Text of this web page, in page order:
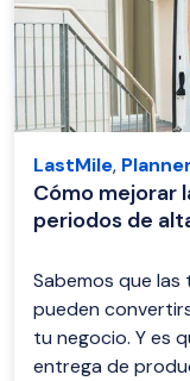
LastMile,
Cómo mejorar
periodos de
Sabemos que
pueden
tu negocio. Y es
entrega de